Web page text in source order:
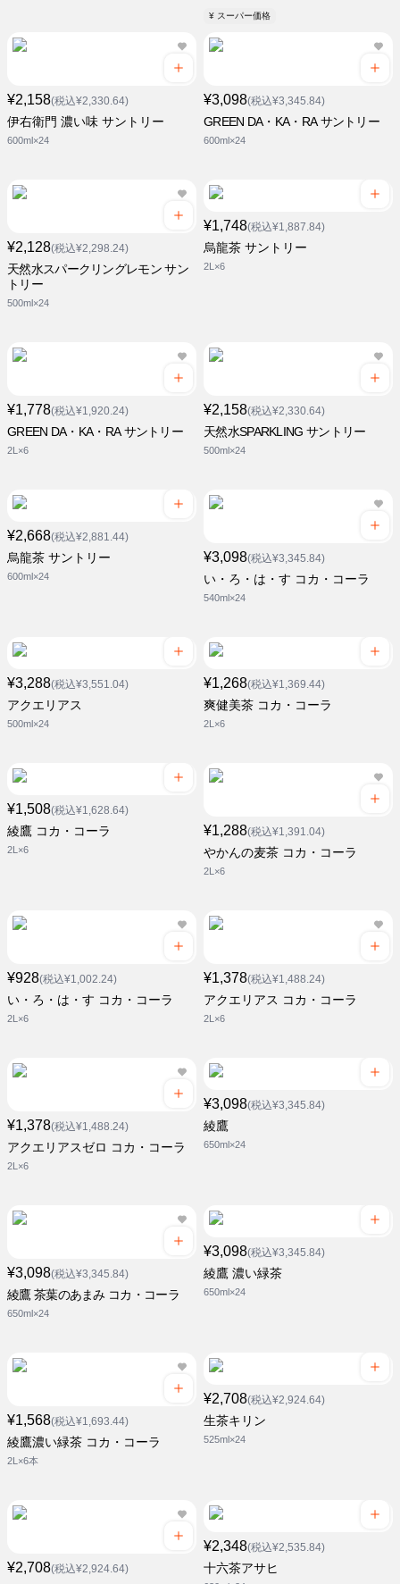
¥ スーパー価格
¥2,158(税込¥2,330.64)
伊右衛門 濃い味 サントリー
600ml×24
¥3,098(税込¥3,345.84)
GREEN DA・KA・RA サントリー
600ml×24
¥2,128(税込¥2,298.24)
天然水スパークリングレモン サン
トリー
500ml×24
¥1,748(税込¥1,887.84)
烏龍茶 サントリー
2L×6
¥1,778(税込¥1,920.24)
GREEN DA・KA・RA サントリー
2L×6
¥2,158(税込¥2,330.64)
天然水SPARKLING サントリー
500ml×24
¥2,668(税込¥2,881.44)
烏龍茶 サントリー
600ml×24
¥3,098(税込¥3,345.84)
い・ろ・は・す コカ・コーラ
540ml×24
¥3,288(税込¥3,551.04)
アクエリアス
500ml×24
¥1,268(税込¥1,369.44)
爽健美茶 コカ・コーラ
2L×6
¥1,508(税込¥1,628.64)
綾鷹 コカ・コーラ
2L×6
¥1,288(税込¥1,391.04)
やかんの麦茶 コカ・コーラ
2L×6
¥928(税込¥1,002.24)
い・ろ・は・す コカ・コーラ
2L×6
¥1,378(税込¥1,488.24)
アクエリアス コカ・コーラ
2L×6
¥1,378(税込¥1,488.24)
アクエリアスゼロ コカ・コーラ
2L×6
¥3,098(税込¥3,345.84)
綾鷹
650ml×24
¥3,098(税込¥3,345.84)
綾鷹 茶葉のあまみ コカ・コーラ
650ml×24
¥3,098(税込¥3,345.84)
綾鷹 濃い緑茶
650ml×24
¥1,568(税込¥1,693.44)
綾鷹濃い緑茶 コカ・コーラ
2L×6本
¥2,708(税込¥2,924.64)
生茶キリン
525ml×24
¥2,708(税込¥2,924.64)
¥2,348(税込¥2,535.84)
十六茶アサヒ